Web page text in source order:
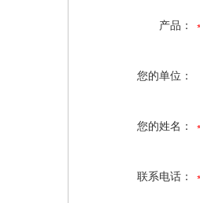
产品：
您的单位：
您的姓名：
联系电话：